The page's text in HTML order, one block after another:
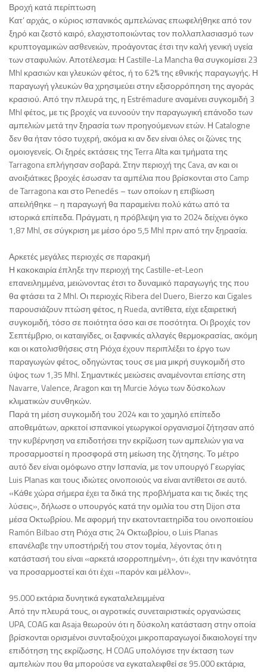
Βροχή κατά περίπτωση
Κατ’ αρχάς, ο κύριος ισπανικός αμπελώνας επωφελήθηκε από τον
ξηρό και ζεστό καιρό, ελαχιστοποιώντας τον πολλαπλασιασμό των
κρυπτογαμικών ασθενειών, προάγοντας έτσι την καλή γενική υγεία
των σταφυλιών. Αποτέλεσμα: Η Castille-La Mancha θα συγκομίσει 23
Mhl κρασιών και γλευκών φέτος, ή το 62% της εθνικής παραγωγής. Η
παραγωγή γλευκών θα χρησιμεύει στην εξισορρόπηση της αγοράς
κρασιού. Από την πλευρά της, η Estrémadure αναμένει συγκομιδή 3
Mhl φέτος, με τις βροχές να ευνοούν την παραγωγική επάνοδο των
αμπελιών μετά την ξηρασία των προηγούμενων ετών. Η Catalogne
δεν θα ήταν τόσο τυχερή, ακόμα κι αν δεν είναι όλες οι ζώνες της
ομοιογενείς. Οι ξηρές εκτάσεις της Terra Alta και τμήματα της
Tarragona επλήγησαν σοβαρά. Στην περιοχή της Cava, αν και οι
ανοιξιάτικες βροχές έσωσαν τα αμπέλια που βρίσκονται στο Camp
de Tarragona και στο Penedés – των οποίων η επιβίωση
απειλήθηκε – η παραγωγή θα παραμείνει πολύ κάτω από τα
ιστορικά επίπεδα. Πράγματι, η πρόβλεψη για το 2024 δείχνει όγκο
1,87 Mhl, σε σύγκριση με μέσο όρο 5,5 Mhl πριν από την ξηρασία.
Αρκετές μεγάλες περιοχές σε παρακμή
Η κακοκαιρία έπληξε την περιοχή της Castille-et-Leon
επανειλημμένα, μειώνοντας έτσι το δυναμικό παραγωγής της που
θα φτάσει τα 2 Mhl. Οι περιοχές Ribera del Duero, Bierzo και Cigales
παρουσιάζουν πτώση φέτος, η Rueda, αντίθετα, είχε εξαιρετική
συγκομιδή, τόσο σε ποιότητα όσο και σε ποσότητα. Οι βροχές τον
Σεπτέμβριο, οι καταιγίδες, οι ξαφνικές αλλαγές θερμοκρασίας, ακόμη
και οι κατολισθήσεις στη Ριόχα έχουν περιπλέξει το έργο των
παραγωγών φέτος, οδηγώντας τους σε μια μικρή συγκομιδή στο
ύψος των 1,35 Mhl. Σημαντικές μειώσεις αναμένονται επίσης στη
Navarre, Valence, Aragon και τη Murcie λόγω των δύσκολων
κλιματικών συνθηκών.
Παρά τη μέση συγκομιδή του 2024 και το χαμηλό επίπεδο
αποθεμάτων, αρκετοί ισπανικοί γεωργικοί οργανισμοί ζήτησαν από
την κυβέρνηση να επιδοτήσει την εκρίζωση των αμπελιών για να
προσαρμοστεί η προσφορά στη μείωση της ζήτησης. Το μέτρο
αυτό δεν είναι ομόφωνο στην Ισπανία, με τον υπουργό Γεωργίας
Luis Planas και τους ιδιώτες οινοποιούς να είναι αντίθετοι σε αυτό.
«Κάθε χώρα σήμερα έχει τα δικά της προβλήματα και τις δικές της
λύσεις», δήλωσε ο υπουργός κατά την ομιλία του στη Dijon στα
μέσα Οκτωβρίου. Με αφορμή την εκατονταετηρίδα του οινοποιείου
Ramón Bilbao στη Ριόχα στις 24 Οκτωβρίου, ο Luis Planas
επανέλαβε την υποστήριξή του στον τομέα, λέγοντας ότι η
κατάστασή του είναι «αρκετά ισορροπημένη», ότι έχει την ικανότητα
να προσαρμοστεί και ότι έχει «παρόν και μέλλον».
95.000 εκτάρια δυνητικά εγκαταλελειμμένα
Από την πλευρά τους, οι αγροτικές συνεταιριστικές οργανώσεις
UPA, COAG και Asaja θεωρούν ότι η δύσκολη κατάσταση στην οποία
βρίσκονται ορισμένοι συνταξιούχοι μικροπαραγωγοί δικαιολογεί την
επιδότηση της εκρίζωσης. Η COAG υπολόγισε την έκταση των
αμπελιών που θα μπορούσε να εγκαταλειφθεί σε 95.000 εκτάρια,